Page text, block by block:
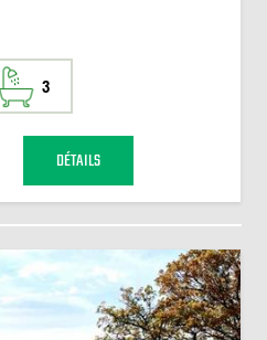
3
DÉTAILS